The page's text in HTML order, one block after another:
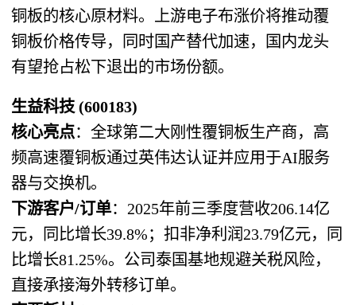
铜板的核心原材料。上游电子布涨价将推动覆
铜板价格传导，同时国产替代加速，国内龙头
有望抢占松下退出的市场份额。
生益科技 (600183)
核心亮点：全球第二大刚性覆铜板生产商，高
频高速覆铜板通过英伟达认证并应用于AI服务
器与交换机。
下游客户/订单：2025年前三季度营收206.14亿
元，同比增长39.8%；扣非净利润23.79亿元，同
比增长81.25%。公司泰国基地规避关税风险，
直接承接海外转移订单。